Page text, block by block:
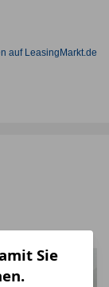
auf LeasingMarkt.de
Sie